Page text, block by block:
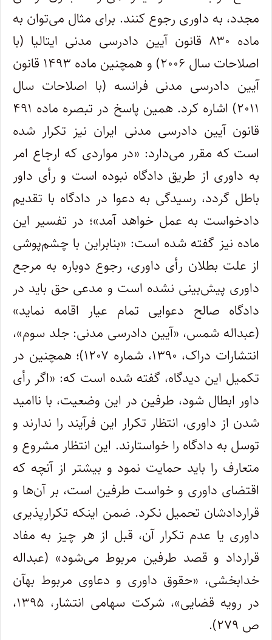
مجدد، به داوری رجوع کنند. برای مثال می‌توان به
ماده ۸۳۰ قانون آیین دادرسی مدنی ایتالیا (با
اصلاحات سال ۲۰۰۶) و همچنین ماده ۱۴۹۳ قانون
آیین دادرسی مدنی فرانسه (با اصلاحات سال
۲۰۱۱) اشاره کرد. همین پاسخ در تبصره ماده ۴۹۱
قانون آیین دادرسی مدنی ایران نیز تکرار شده
است که مقرر می‌دارد: «در مواردی که ارجاع امر
به داوری از طریق دادگاه نبوده است و رأی داور
باطل گردد، رسیدگی به دعوا در دادگاه با تقدیم
دادخواست به عمل خواهد آمد»؛ در تفسیر این
ماده نیز گفته شده است: «بنابراین با چشم‌پوشی
از علت بطلان رأی داوری، رجوع دوباره به مرجع
داوری پیش‌بینی نشده است و مدعی حق باید در
دادگاه صالح دعوایی تمام عیار اقامه نماید»
(عبداله شمس، «آیین دادرسی مدنی: جلد سوم»،
انتشارات دراک، ۱۳۹۰، شماره ۱۲۰۷)؛ همچنین در
تکمیل این دیدگاه، گفته شده است که: «اگر رأی
داور ابطال شود، طرفین در این وضعیت، با ناامید
شدن از داوری، انتظار تکرار این فرآیند را ندارند و
توسل به دادگاه را خواستارند. این انتظار مشروع و
متعارف را باید حمایت نمود و بیشتر از آنچه که
اقتضای داوری و خواست طرفین است، بر آن‌ها و
قراردادشان تحمیل نکرد. ضمن اینکه تکرارپذیری
داوری یا عدم تکرار آن، قبل از هر چیز به مفاد
قرارداد و قصد طرفین مربوط می‌شود» (عبداله
خدابخشی، «حقوق داوری و دعاوی مربوط بهآن
در رویه قضایی»، شرکت سهامی انتشار، ۱۳۹۵،
ص ۲۷۹).